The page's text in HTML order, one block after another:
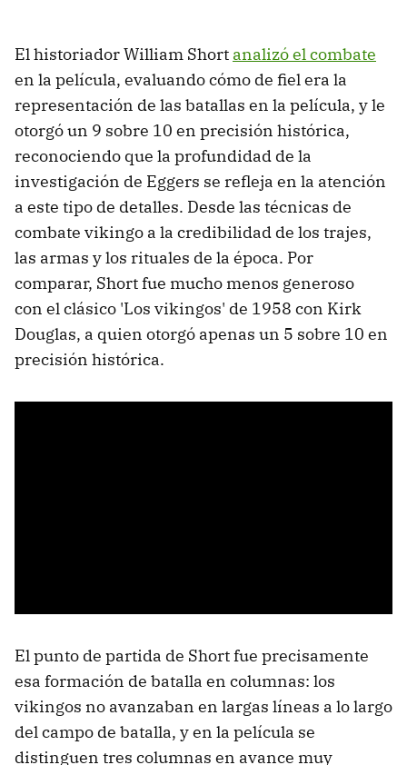
El historiador William Short analizó el combate
en la película, evaluando cómo de fiel era la
representación de las batallas en la película, y le
otorgó un 9 sobre 10 en precisión histórica,
reconociendo que la profundidad de la
investigación de Eggers se refleja en la atención
a este tipo de detalles. Desde las técnicas de
combate vikingo a la credibilidad de los trajes,
las armas y los rituales de la época. Por
comparar, Short fue mucho menos generoso
con el clásico 'Los vikingos' de 1958 con Kirk
Douglas, a quien otorgó apenas un 5 sobre 10 en
precisión histórica.
El punto de partida de Short fue precisamente
esa formación de batalla en columnas: los
vikingos no avanzaban en largas líneas a lo largo
del campo de batalla, y en la película se
distinguen tres columnas en avance muy